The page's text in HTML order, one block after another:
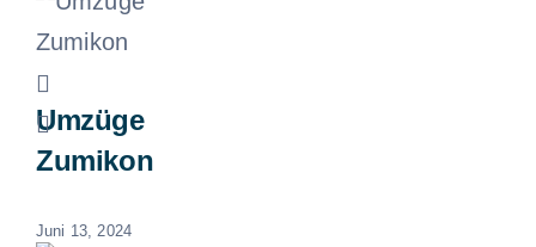
Umzüge
Zumikon
Juni 13, 2024